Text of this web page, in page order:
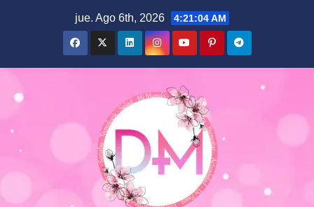
jue. Ago 6th, 2026 4:21:05 AM